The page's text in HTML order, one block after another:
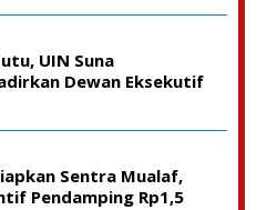
UIN Suna
Dewan Eksekutif
Sentra Mualaf,
Pendamping Rp1,5